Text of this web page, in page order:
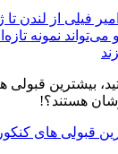
فیلی از لندن تا
می‌تواند نمونه
قبولی های